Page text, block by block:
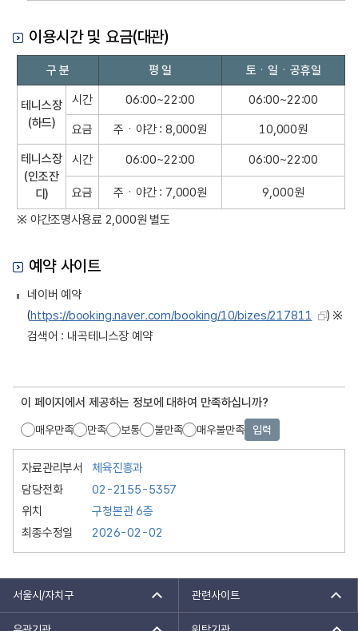
이용시간 및 요금(대관)
용
시
요
금
관
구 분 평 일 토ㆍ일ㆍ공휴일
테니스장
(하드)
시간 06:00~22:00 06:00~22:00
요금 주ㆍ야간 : 8,000원 10,000원
테니스장
(인조잔
디)
시간 06:00~22:00 06:00~22:00
요금 주ㆍ야간 : 7,000원
9,000원
※ 야간조명사용료 2,000원 별도
예약 사이트
네이버 예약
(https://booking.naver.com/booking/10/bizes/217811
) ※
검색어 : 내곡테니스장 예약
이 페이지에서 제공하는 정보에 대하여 만족하십니까?
매우만족 만족 보통 불만족 매우불만족 입력
자료관리부서
체육진흥과
담당전화
02-2155-5357
위치
구청본관 6층
최종수정일
2026-02-02
서울시/자치구 관련사이트